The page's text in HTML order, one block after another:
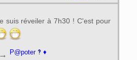
suis réveiler à 7h30 ! C'est pour
P@poter ‽ ♦